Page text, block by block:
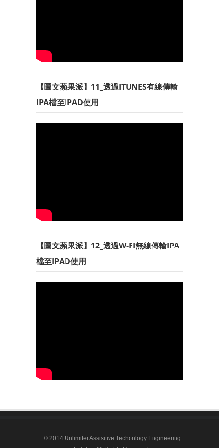
【圖文蘋果派】11_透過ITUNES有線傳輸
IPA檔至IPAD使用
【圖文蘋果派】12_透過W-FI無線傳輸IPA
檔至IPAD使用
© 2014 Unlimiter Assisitive Techonlogy Engineering